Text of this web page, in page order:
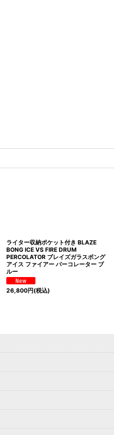
ライター収納ポケット付き BLAZE
BONG ICE VS FIRE DRUM
PERCOLATOR ブレイズガラスボング
アイス ファイアー パーコレーター ブ
ルー
26,800円(税込)